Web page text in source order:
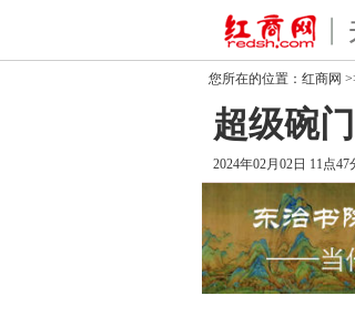
您所在的位置： 红商网
超级碗
2024年02月02日 11点47